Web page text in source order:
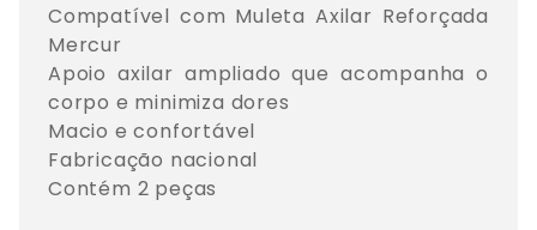
Compatível com Muleta Axilar Reforçada
Mercur
Apoio axilar ampliado que acompanha o
corpo e minimiza dores
Macio e confortável
Fabricação nacional
Contém 2 peças